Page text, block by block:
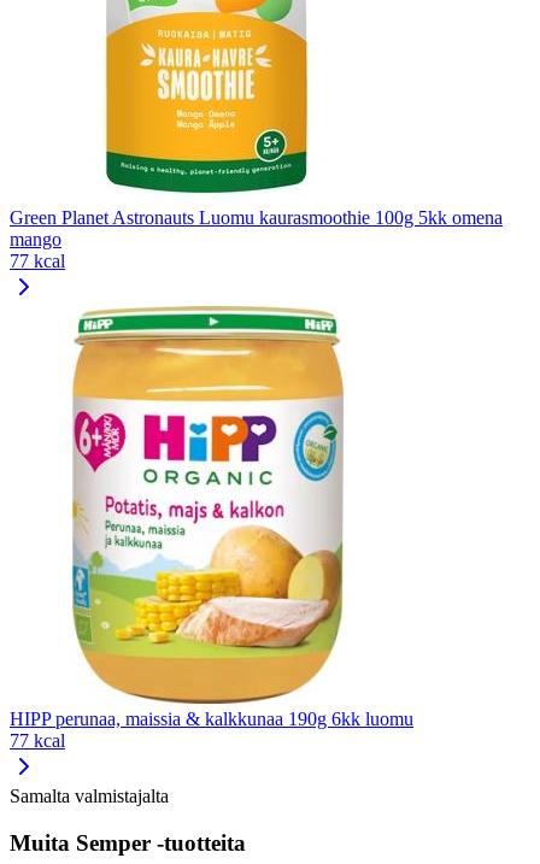
Green Planet Astronauts Luomu kaurasmoothie 100g 5kk omena
mango
77 kcal
HIPP perunaa, maissia & kalkkunaa 190g 6kk luomu
77 kcal
Samalta valmistajalta
Muita Semper -tuotteita